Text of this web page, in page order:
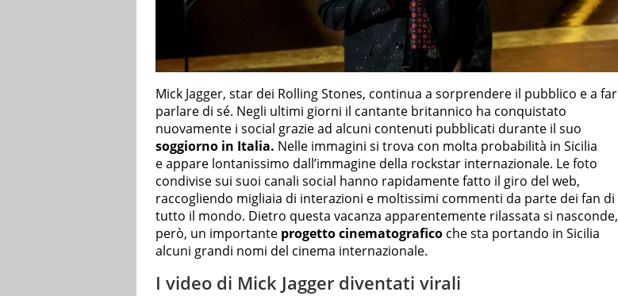
Mick Jagger, star dei Rolling Stones, continua a sorprendere il pubblico e a far
parlare di sé. Negli ultimi giorni il cantante britannico ha conquistato
nuovamente i social grazie ad alcuni contenuti pubblicati durante il suo
soggiorno in Italia. Nelle immagini si trova con molta probabilità in Sicilia
e appare lontanissimo dall’immagine della rockstar internazionale. Le foto
condivise sui suoi canali social hanno rapidamente fatto il giro del web,
raccogliendo migliaia di interazioni e moltissimi commenti da parte dei fan di
tutto il mondo. Dietro questa vacanza apparentemente rilassata si nasconde,
però, un importante progetto cinematografico che sta portando in Sicilia
alcuni grandi nomi del cinema internazionale.
I video di Mick Jagger diventati virali